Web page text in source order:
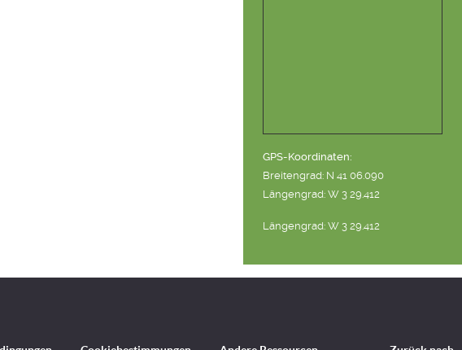
GPS-Koordinaten:
Breitengrad: N 41 06.090
Längengrad: W 3 29.412
Längengrad: W 3 29.412